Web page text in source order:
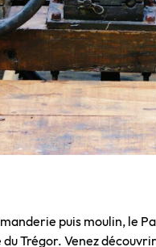
puis moulin, le
Trégor. Venez